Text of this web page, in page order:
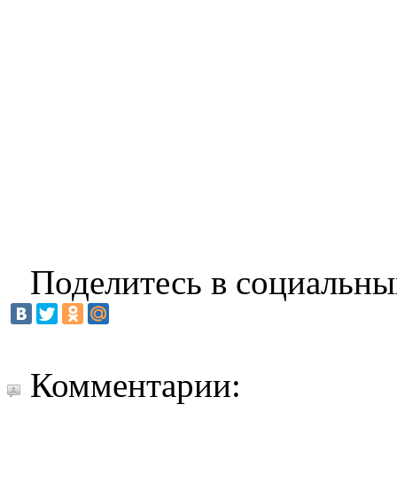
Поделитесь в
Комментарии: